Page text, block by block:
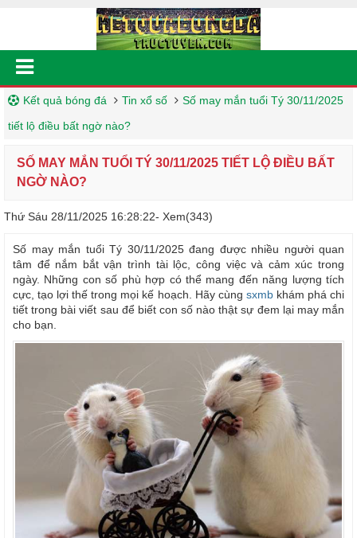
Kết quả bóng đá Tin xổ số
Số may mắn tuổi Tý 30/11/2025
tiết lộ điều bất ngờ nào?
SỐ MAY MẮN TUỔI TÝ 30/11/2025 TIẾT LỘ ĐIỀU BẤT
NGỜ NÀO?
Thứ Sáu 28/11/2025 16:28:22- Xem(343)
Số may mắn tuổi Tý 30/11/2025 đang được nhiều người quan
tâm để nắm bắt vận trình tài lộc, công việc và cảm xúc trong
ngày. Những con số phù hợp có thể mang đến năng lượng tích
cực, tạo lợi thế trong mọi kế hoạch. Hãy cùng sxmbkhám phá chi
tiết trong bài viết sau để biết con số nào thật sự đem lại may mắn
cho bạn.